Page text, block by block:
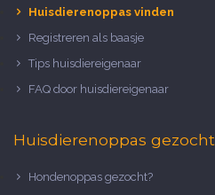
Huisdierenoppas vinden
Registreren als baasje
Tips huisdiereigenaar
FAQ door huisdiereigenaar
Huisdierenoppas gezocht
Hondenoppas gezocht?